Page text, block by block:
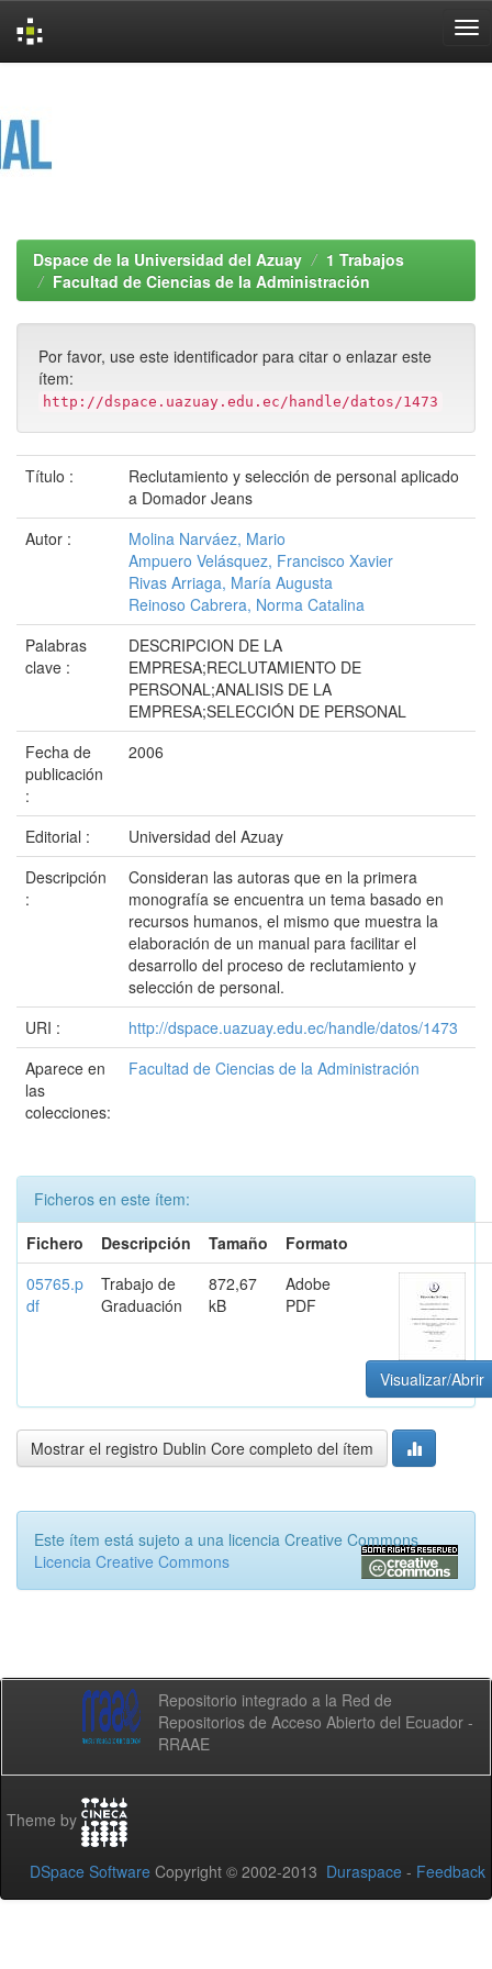
Dspace de la Universidad del Azuay
1 Trabajos
Facultad de Ciencias de la Administración
Por favor, use este identificador para citar o enlazar este
ítem:
http://dspace.uazuay.edu.ec/handle/datos/1473
Título :
Reclutamiento y selección de personal aplicado
a Domador Jeans
Autor :
Molina Narváez, Mario
Ampuero Velásquez, Francisco Xavier
Rivas Arriaga, María Augusta
Reinoso Cabrera, Norma Catalina
Palabras
clave :
DESCRIPCION DE LA
EMPRESA;RECLUTAMIENTO DE
PERSONAL;ANALISIS DE LA
EMPRESA;SELECCIÓN DE PERSONAL
Fecha de
publicación
:
2006
Editorial :
Universidad del Azuay
Descripción
:
Consideran las autoras que en la primera
monografía se encuentra un tema basado en
recursos humanos, el mismo que muestra la
elaboración de un manual para facilitar el
desarrollo del proceso de reclutamiento y
selección de personal.
URI :
http://dspace.uazuay.edu.ec/handle/datos/1473
Aparece en
las
colecciones:
Facultad de Ciencias de la Administración
Ficheros en este ítem:
Fichero
Descripción Tamaño
Formato
05765.p
df
Trabajo de
Graduación
872,67
kB
Adobe
PDF
Visualizar/Abrir
Mostrar el registro Dublin Core completo del ítem
Este ítem está sujeto a una licencia Creative Commons
Licencia Creative Commons
Repositorio integrado a la Red de
Repositorios de Acceso Abierto del Ecuador -
RRAAE
Theme by
DSpace Software Copyright © 2002-2013 Duraspace - Feedback